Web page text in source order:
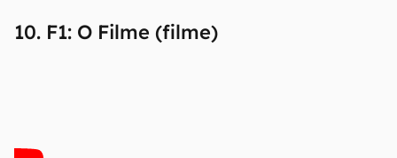
10. F1: O Filme (filme)